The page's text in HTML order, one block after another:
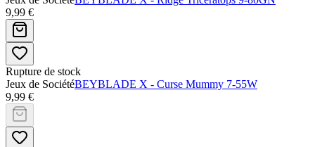
9,99 €
Rupture de stock
Jeux de SociétéBEYBLADE X - Curse Mummy 7-55W
9,99 €